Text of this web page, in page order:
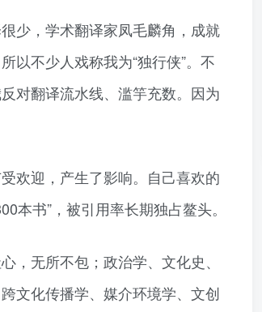
少，学术翻译家凤毛麟角，成就
以不少人戏称我为“独行侠”。不
对翻译流水线、滥竽充数。因为
欢迎，产生了影响。自己喜欢的
本书”，被引用率长期独占鳌头。
，无所不包；政治学、文化史、
文化传播学、媒介环境学、文创